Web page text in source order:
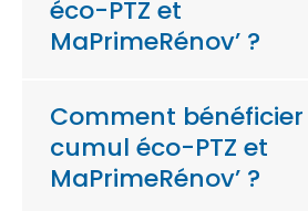
éco-PTZ et
MaPrimeRénov’ ?
Comment
cumul éco-PTZ et
MaPrimeRénov’ ?